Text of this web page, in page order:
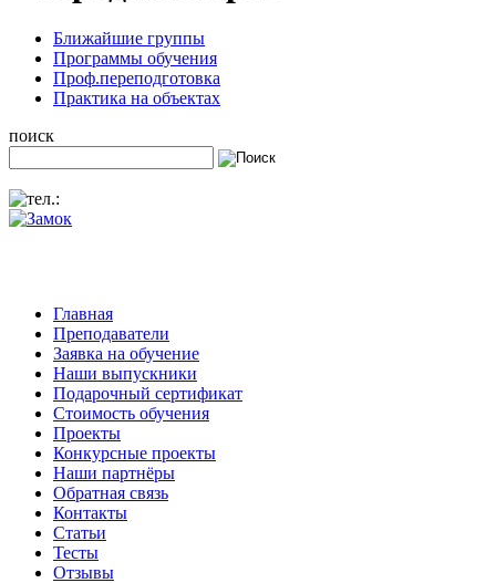
Ближайшие группы
Программы обучения
Проф.переподготовка
Практика на объектах
поиск
Главная
Преподаватели
Заявка на обучение
Наши выпускники
Подарочный сертификат
Стоимость обучения
Проекты
Конкурсные проекты
Наши партнёры
Обратная связь
Контакты
Статьи
Тесты
Отзывы